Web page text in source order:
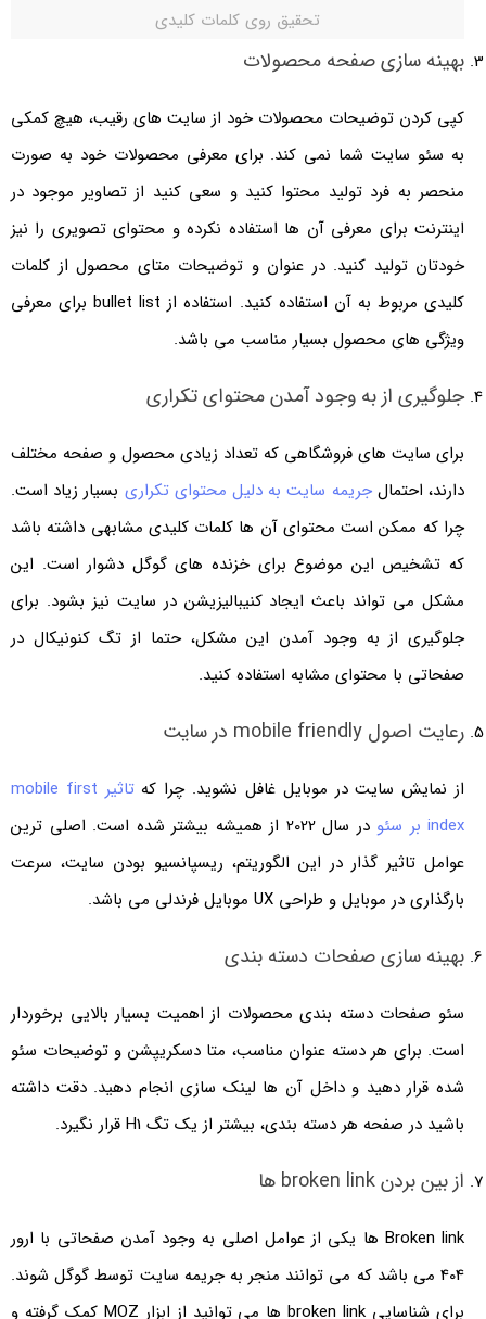
تحقیق روی کلمات کلیدی
بهینه سازی صفحه محصولات
کپی کردن توضیحات محصولات خود از سایت های رقیب، هیچ کمکی
به سئو سایت شما نمی کند. برای معرفی محصولات خود به صورت
منحصر به فرد تولید محتوا کنید و سعی کنید از تصاویر موجود در
اینترنت برای معرفی آن ها استفاده نکرده و محتوای تصویری را نیز
خودتان تولید کنید. در عنوان و توضیحات متای محصول از کلمات
کلیدی مربوط به آن استفاده کنید. استفاده از bullet list برای معرفی
ویژگی های محصول بسیار مناسب می باشد.
جلوگیری از به وجود آمدن محتوای تکراری
برای سایت های فروشگاهی که تعداد زیادی محصول و صفحه مختلف
دارند، احتمالجریمه سایت به دلیل محتوای تکراریبسیار زیاد است.
چرا که ممکن است محتوای آن ها کلمات کلیدی مشابهی داشته باشد
که تشخیص این موضوع برای خزنده های گوگل دشوار است. این
مشکل می تواند باعث ایجاد کنیبالیزیشن در سایت نیز بشود. برای
جلوگیری از به وجود آمدن این مشکل، حتما از تگ کنونیکال در
صفحاتی با محتوای مشابه استفاده کنید.
رعایت اصول mobile friendly در سایت
از نمایش سایت در موبایل غافل نشوید. چرا که
تاثیر mobile first
index بر سئو
در سال 2022 از همیشه بیشتر شده است. اصلی ترین
عوامل تاثیر گذار در این الگوریتم، ریسپانسیو بودن سایت، سرعت
بارگذاری در موبایل و طراحی UX موبایل فرندلی می باشد.
بهینه سازی صفحات دسته بندی
سئو صفحات دسته بندی محصولات از اهمیت بسیار بالایی برخوردار
است. برای هر دسته عنوان مناسب، متا دسکریپشن و توضیحات سئو
شده قرار دهید و داخل آن ها لینک سازی انجام دهید. دقت داشته
باشید در صفحه هر دسته بندی، بیشتر از یک تگ H1 قرار نگیرد.
از بین بردن broken link ها
Broken link ها یکی از عوامل اصلی به وجود آمدن صفحاتی با ارور
404 می باشد که می توانند منجر به جریمه سایت توسط گوگل شوند.
برای شناسایی broken link ها می توانید از ابزار MOZ کمک گرفته و